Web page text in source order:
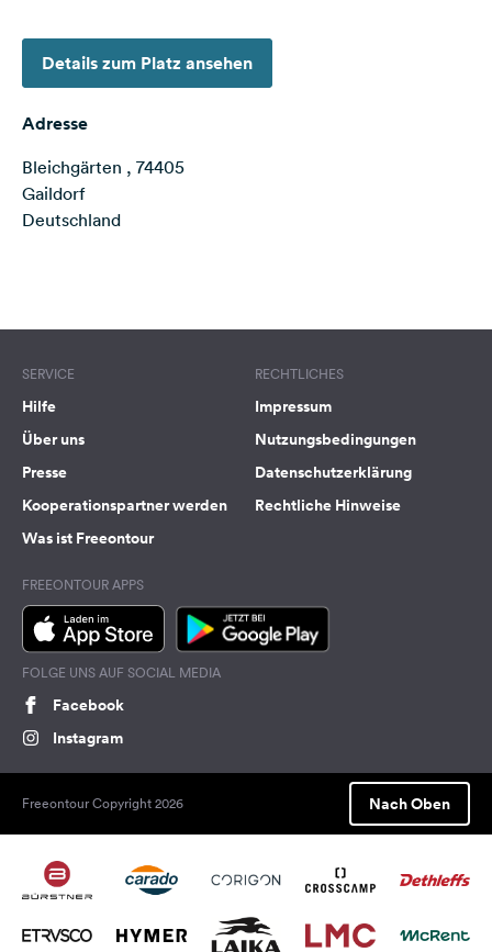
Deutsch
Folge
auf
Social
Media
Details zum Platz ansehen
Adresse
Bleichgärten , 74405
Gaildorf
Deutschland
SERVICE
Hilfe
Über uns
Presse
Kooperationspartner werden
Was ist Freeontour
RECHTLICHES
Impressum
Nutzungsbedingungen
Datenschutzerklärung
Rechtliche Hinweise
FREEONTOUR APPS
FOLGE UNS AUF SOCIAL MEDIA
Facebook
Instagram
Freeontour Copyright 2026 Nach Oben